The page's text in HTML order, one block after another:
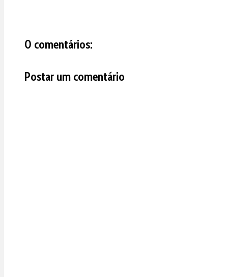
0 comentários:
Postar um comentário